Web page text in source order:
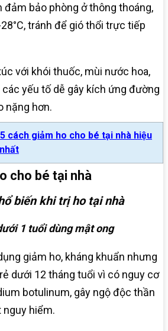
đảm bảo phòng ở thông thoáng,
tránh để gió thổi trực tiếp
với khói thuốc, mùi nước hoa,
các yếu tố dễ gây kích ứng đường
nặng hơn.
cách giảm ho cho bé tại nhà hiệu
cho bé tại nhà
biến khi trị ho tại nhà
1 tuổi dùng mật ong
giảm ho, kháng khuẩn nhưng
dưới 12 tháng tuổi vì có nguy cơ
botulinum, gây ngộ độc thần
nguy hiểm.